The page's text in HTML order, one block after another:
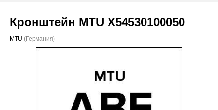
Проекты
Кронштейн MTU X54530100050
MTU (Германия)